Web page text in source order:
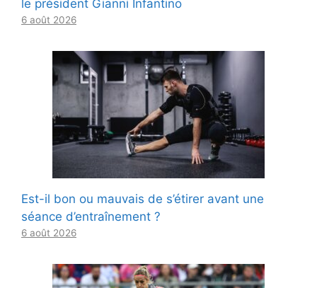
le président Gianni Infantino
6 août 2026
Est-il bon ou mauvais de s’étirer avant une
séance d’entraînement ?
6 août 2026